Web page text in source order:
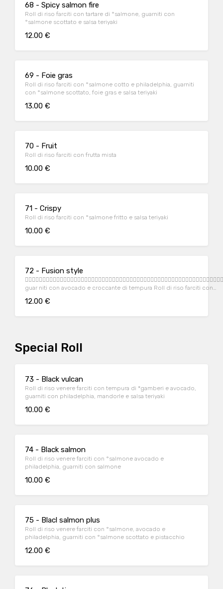
68 - Spicy salmon fire
Roll di riso farciti con tartare di °salmone, guarniti con
°salmone scottato e salsa teriyaki
12.00 €
69 - Foie gras
Roll di riso farciti con °salmone cotto e philadelphia, guarniti
con °salmone scottato, foie gras e salsa teriyaki
13.00 €
70 - Fruit
Roll di riso farciti con frutta mista
10.00 €
71 - Crispy
Roll di riso farciti con °salmone fritto e salsa teriyaki
10.00 €
72 - Fusion style
guar niti con avocado e croccante di tempura Roll di riso farciti con
12.00 €
Special Roll
73 - Black vulcan
Roll di riso venere farciti con tempura di *gamberi e avocado,
guarniti con philadelphia, mandorle e salsa teriyaki
10.00 €
74 - Black salmon
Roll di riso venere farciti con °salmone avocado e
philadelphia, guarniti con salmone
10.00 €
75 - Blacl salmon plus
Roll di riso venere farciti con °salmone, avocado e
philadelphia, guarniti con °salmone scottato e pistacchio
12.00 €